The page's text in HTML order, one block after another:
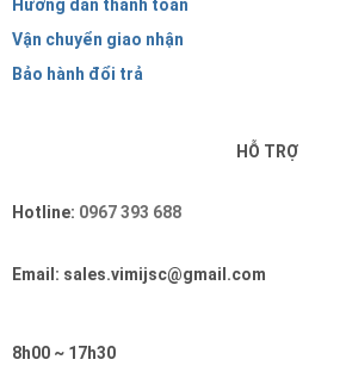
Hướng dẫn thanh toán
Vận chuyển giao nhận
Bảo hành đổi trả
HỖ TRỢ
Hotline: 0967 393 688
Email: sales.vimijsc@gmail.com
8h00 ~ 17h30